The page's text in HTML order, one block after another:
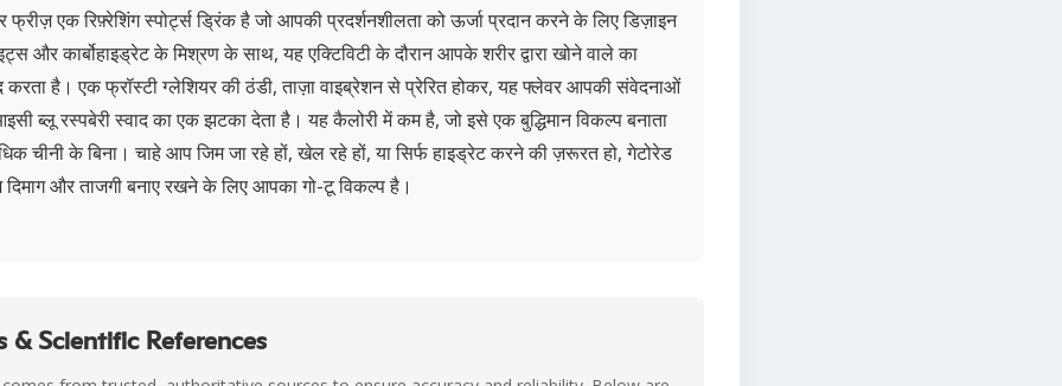
फ्रीज़ एक रिफ़्रेशिंग स्पोर्ट्स ड्रिंक है जो आपकी प्रदर्शनशीलता को ऊर्जा प्रदान करने के लिए डिज़ाइन
और कार्बोहाइड्रेट के मिश्रण के साथ, यह एक्टिविटी के दौरान आपके शरीर द्वारा खोने वाले का
करता है। एक फ्रॉस्टी ग्लेशियर की ठंडी, ताज़ा वाइब्रेशन से प्रेरित होकर, यह फ्लेवर आपकी संवेदनाओं
ब्लू रस्पबेरी स्वाद का एक झटका देता है। यह कैलोरी में कम है, जो इसे एक बुद्धिमान विकल्प बनाता
चीनी के बिना। चाहे आप जिम जा रहे हों, खेल रहे हों, या सिर्फ हाइड्रेट करने की ज़रूरत हो, गेटोरेड
और ताजगी बनाए रखने के लिए आपका गो-टू विकल्प है।
& Scientific References